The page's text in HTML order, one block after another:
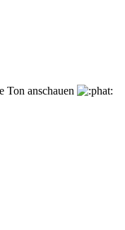
Ton anschauen